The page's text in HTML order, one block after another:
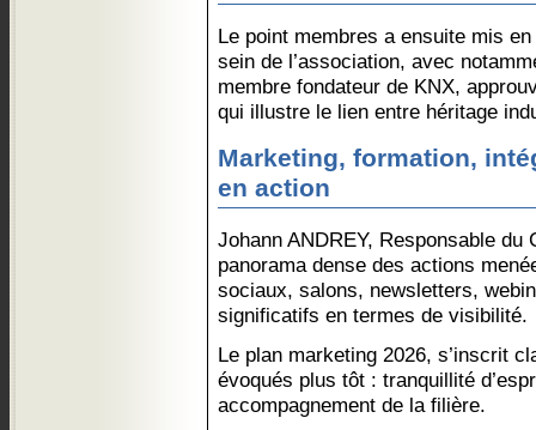
Le point membres a ensuite mis
sein de l’association, avec
membre fondateur de KNX,
qui illustre le lien entre héritage
Marketing, formation,
en action
Johann ANDREY, Responsable
panorama dense des actions
sociaux, salons, newsletters,
significatifs en termes de visibilité.
Le plan marketing 2026, s’inscrit
évoqués plus tôt : tranquillité
accompagnement de la filière.